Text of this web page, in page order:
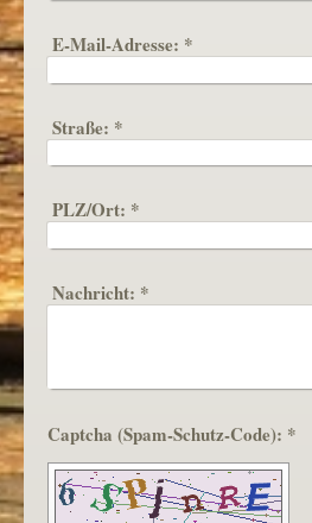
E-Mail-Adresse: *
Straße: *
PLZ/Ort: *
Nachricht: *
Captcha (Spam-Schutz-Code): *